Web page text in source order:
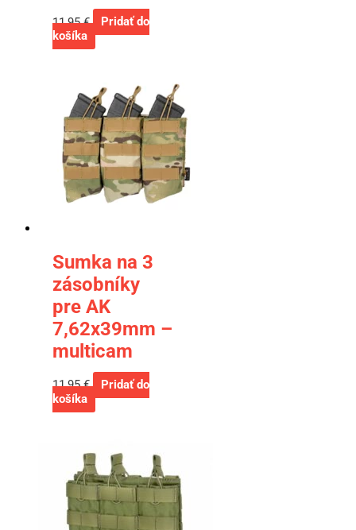
11,95€
Pridať do
košíka
Sumka na 3
zásobníky
pre AK
7,62x39mm –
multicam
11,95€
Pridať do
košíka